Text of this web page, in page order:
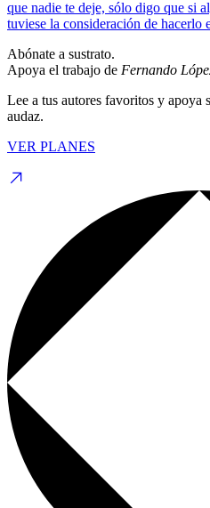
que nadie te deje, sólo digo que si
tuviese la consideración de hacerlo
Abónate a sustrato.
Apoya el trabajo de Fernando
Lee a tus autores favoritos y apoya
audaz.
VER PLANES